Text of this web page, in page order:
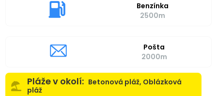
Benzínka
2500m
Pošta
2000m
Pláže v okolí: Betonová pláž, Oblázková
pláž